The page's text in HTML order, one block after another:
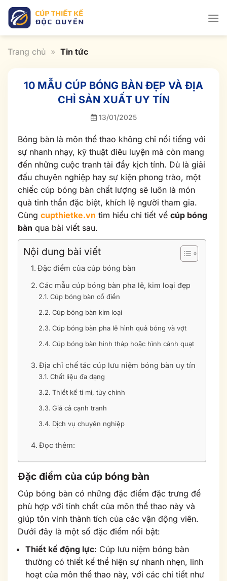
qua
nội
Trang chủ » Tin tức
10 MẪU CÚP BÓNG BÀN ĐẸP VÀ ĐỊA
CHỈ SẢN XUẤT UY TÍN
13/01/2025
Bóng bàn là môn thể thao không chỉ nổi tiếng với
sự nhanh nhạy, kỹ thuật điêu luyện mà còn mang
đến những cuộc tranh tài đầy kịch tính. Dù là giải
đấu chuyên nghiệp hay sự kiện phong trào, một
chiếc cúp bóng bàn chất lượng sẽ luôn là món
quà tinh thần đặc biệt, khích lệ người tham gia.
Cùng cupthietke.vn tìm hiểu chi tiết về cúp bóng
bàn qua bài viết sau.
Nội dung bài viết
Đặc điểm của cúp bóng bàn
Các mẫu cúp bóng bàn pha lê, kim loại đẹp
Cúp bóng bàn cổ điển
Cúp bóng bàn kim loại
Cúp bóng bàn pha lê hình quả bóng và vợt
Cúp bóng bàn hình tháp hoặc hình cánh quạt
Địa chỉ chế tác cúp lưu niệm bóng bàn uy tín
Chất liệu đa dạng
Thiết kế tỉ mỉ, tùy chỉnh
Giá cả cạnh tranh
Dịch vụ chuyên nghiệp
Đọc thêm:
Đặc điểm của cúp bóng bàn
Cúp bóng bàn có những đặc điểm đặc trưng để
phù hợp với tính chất của môn thể thao này và
giúp tôn vinh thành tích của các vận động viên.
Dưới đây là một số đặc điểm nổi bật:
Thiết kế động lực: Cúp lưu niệm bóng bàn
thường có thiết kế thể hiện sự nhanh nhẹn, linh
hoạt của môn thể thao này, với các chi tiết như